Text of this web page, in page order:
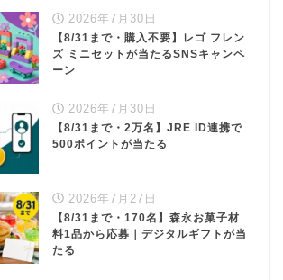
2026年7月30日
【8/31まで・購入不要】レゴ フレン
ズ ミニセットが当たるSNSキャンペ
ーン
2026年7月30日
【8/31まで・2万名】JRE ID連携で
500ポイントが当たる
2026年7月27日
【8/31まで・170名】森永お菓子材
料1品から応募｜デジタルギフトが当
たる